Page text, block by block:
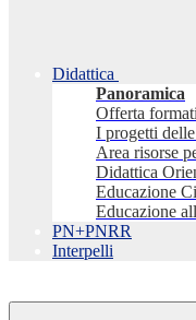
Didattica
Panoramica
Offerta
I progetti
Area risorse
Didattica
Educazione
Educazione
PN+PNRR
Interpelli